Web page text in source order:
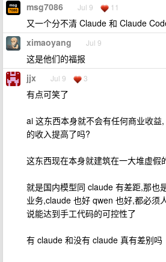
msg7086 Jul 9 11
又一个分不清 Claude 和 Claude
ximaoyang Jul 9
这是他们的福报
jjx Jul 9 3
有点可笑了
ai 这东西本身就不会有任何商业收益
的收入提高了吗?
这东西现在本身就建筑在一大堆虚假
就是国内模型同 claude 有差距,那也
业务,claude 也好 qwen 也好,都必须
说能达到手工代码的可控性了
有 claude 和没有 claude 真有差别吗